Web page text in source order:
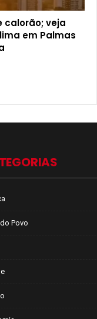
calorão; veja
em Palmas
Povo